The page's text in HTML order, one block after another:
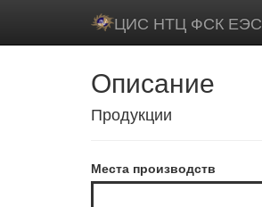
ЦИС НТЦ ФСК ЕЭС
Описание
Продукции
Места производств